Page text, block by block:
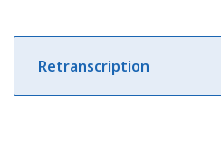
Retranscription